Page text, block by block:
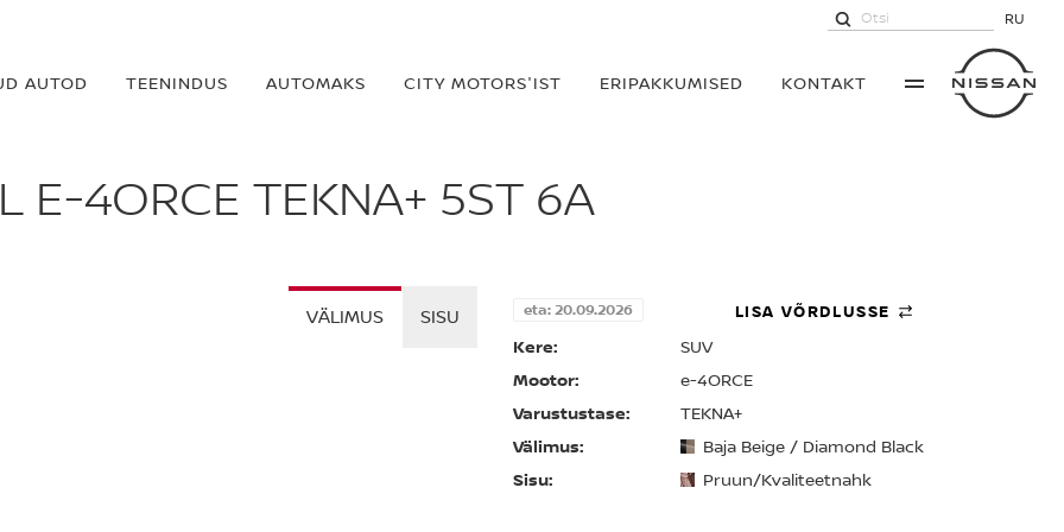
AUTOD TEENINDUS AUTOMAKS CITY MOTORS'IST ERIPAKKUMISED KONTAKT
RU
E-4ORCE TEKNA+ 5ST 6A
VÄLIMUS SISU eta: 20.09.2026
Kere:
SUV
Mootor:
e-4ORCE
Varustustase:
TEKNA+
Välimus:
Baja Beige / Diamond Black
Sisu:
Pruun/Kvaliteetnahk
LISA VÕRDLUSSE